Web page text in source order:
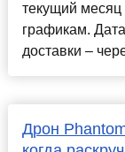
текущий
графикам.
доставки –
Дрон